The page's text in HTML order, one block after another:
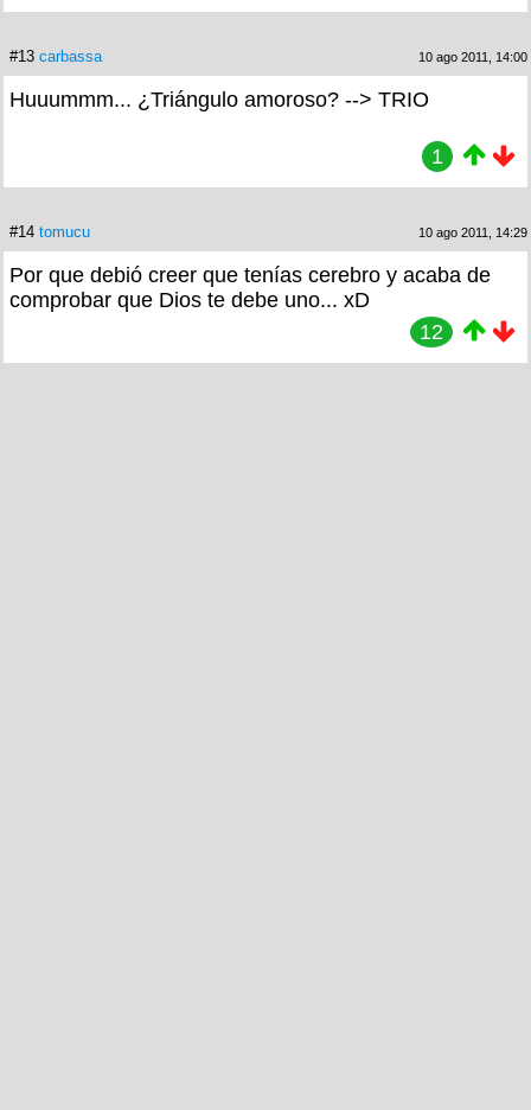
#13 carbassa 10 ago 2011, 14:00
Huuummm... ¿Triángulo amoroso? --> TRIO
1
#14 tomucu 10 ago 2011, 14:29
Por que debió creer que tenías cerebro y acaba de
comprobar que Dios te debe uno... xD
12